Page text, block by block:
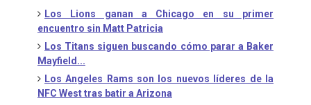
Los Lions ganan a Chicago en su primer
encuentro sin Matt Patricia
Los Titans siguen buscando cómo parar a Baker
Mayfield...
Los Angeles Rams son los nuevos líderes de la
NFC West tras batir a Arizona